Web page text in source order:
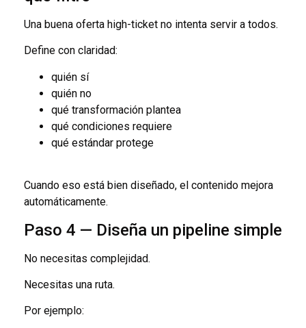
Una buena oferta high-ticket no intenta servir a todos.
Define con claridad:
quién sí
quién no
qué transformación plantea
qué condiciones requiere
qué estándar protege
Cuando eso está bien diseñado, el contenido mejora
automáticamente.
Paso 4 — Diseña un pipeline simple
No necesitas complejidad.
Necesitas una ruta.
Por ejemplo: